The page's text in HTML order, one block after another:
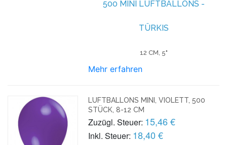
500 MINI LUFTBALLONS -
TÜRKIS
12 CM, 5"
Mehr erfahren
LUFTBALLONS MINI, VIOLETT, 500
STÜCK, 8-12 CM
Zuzügl. Steuer: 15,46 €
Inkl. Steuer: 18,40 €